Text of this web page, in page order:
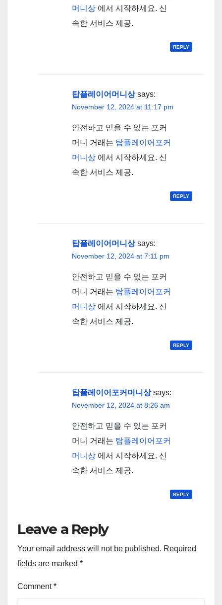
머니상 에서 시작하세요. 신
속한 서비스 제공.
REPLY
탑플레이어머니상 says:
November 12, 2024 at 11:17 pm
안전하고 믿을 수 있는 포커
머니 거래는 탑플레이어포커
머니상 에서 시작하세요. 신
속한 서비스 제공.
REPLY
탑플레이어머니상 says:
November 12, 2024 at 7:11 pm
안전하고 믿을 수 있는 포커
머니 거래는 탑플레이어포커
머니상 에서 시작하세요. 신
속한 서비스 제공.
REPLY
탑플레이어포커머니상 says:
November 12, 2024 at 8:26 am
안전하고 믿을 수 있는 포커
머니 거래는 탑플레이어포커
머니상 에서 시작하세요. 신
속한 서비스 제공.
REPLY
Leave a Reply
Your email address will not be published. Required
fields are marked *
Comment*